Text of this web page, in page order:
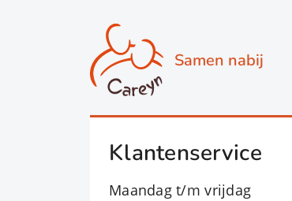
Samen nabij
Klantenservice
Maandag t/m vrijdag